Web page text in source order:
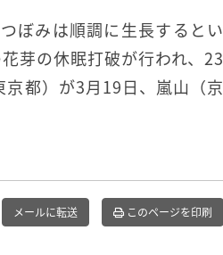
ぼみは順調に生長するとい
芽の休眠打破が行われ、23
都）が3月19日、嵐山（京
メールに転送 このページを印刷